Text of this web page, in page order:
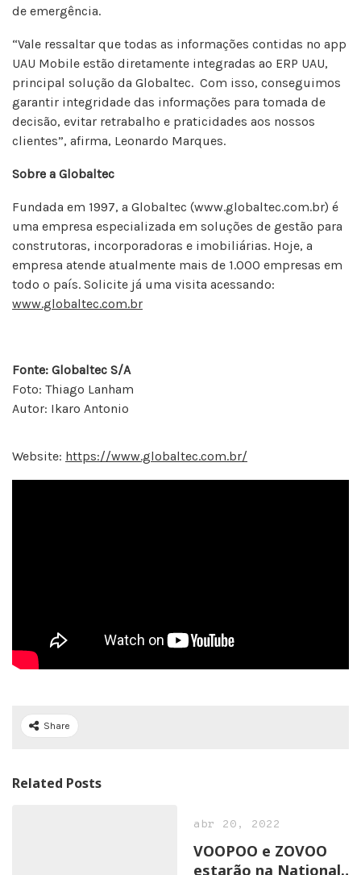
de emergência.
“Vale ressaltar que todas as informações contidas no app
UAU Mobile estão diretamente integradas ao ERP UAU,
principal solução da Globaltec. Com isso, conseguimos
garantir integridade das informações para tomada de
decisão, evitar retrabalho e praticidades aos nossos
clientes”, afirma, Leonardo Marques.
Sobre a Globaltec
Fundada em 1997, a Globaltec (www.globaltec.com.br) é
uma empresa especializada em soluções de gestão para
construtoras, incorporadoras e imobiliárias. Hoje, a
empresa atende atualmente mais de 1.000 empresas em
todo o país. Solicite já uma visita acessando:
www.globaltec.com.br
Fonte: Globaltec S/A
Foto: Thiago Lanham
Autor: Ikaro Antonio
Website: https://www.globaltec.com.br/
Share
Related Posts
abr 20, 2022
VOOPOO e ZOVOO
estarão na National